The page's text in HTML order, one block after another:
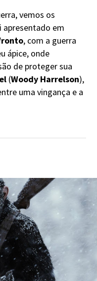
vemos os
apresentado em
, com a guerra
ápice, onde
de proteger sua
(Woody Harrelson),
uma vingança e a